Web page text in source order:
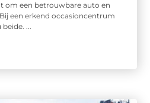
om een betrouwbare auto en
een erkend occasioncentrum
...